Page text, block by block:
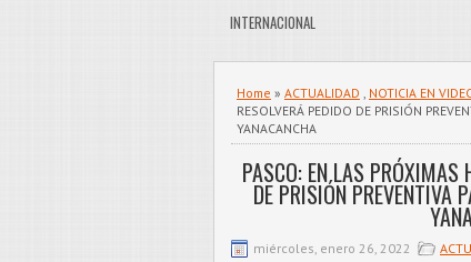
INTERNACIONAL
Home » ACTUALIDAD , NOTICIA EN
RESOLVERÁ PEDIDO DE PRISIÓN
YANACANCHA
PASCO: EN LAS PRÓXIMAS
DE PRISIÓN PREVENTIVA
miércoles, enero 26, 2022